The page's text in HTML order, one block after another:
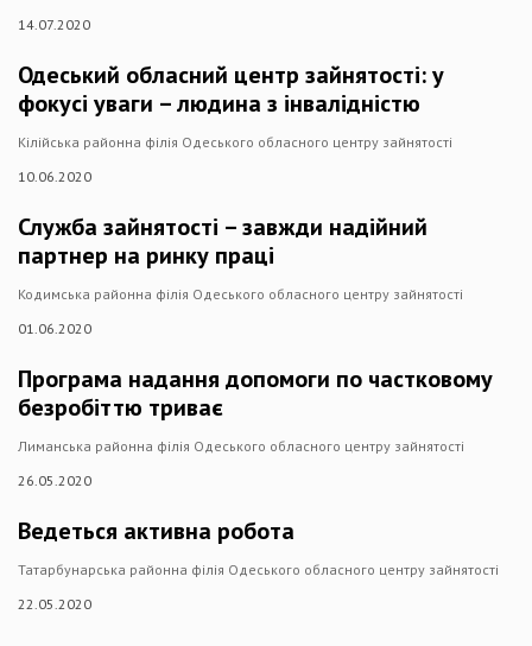
14.07.2020
Одеський обласний центр зайнятості: у
фокусі уваги – людина з інвалідністю
Кілійська районна філія Одеського обласного центру зайнятості
10.06.2020
Служба зайнятості – завжди надійний
партнер на ринку праці
Кодимська районна філія Одеського обласного центру зайнятості
01.06.2020
Програма надання допомоги по частковому
безробіттю триває
Лиманська районна філія Одеського обласного центру зайнятості
26.05.2020
Ведеться активна робота
Татарбунарська районна філія Одеського обласного центру зайнятості
22.05.2020